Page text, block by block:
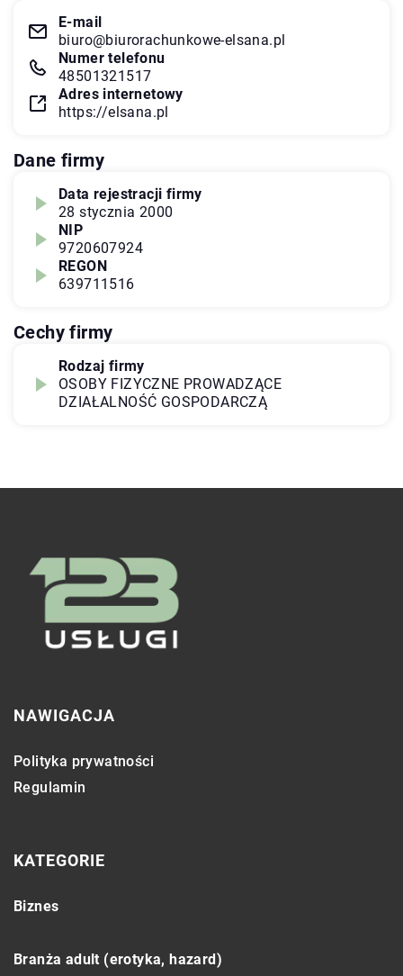
E-mail
biuro@biurorachunkowe-elsana.pl
Numer telefonu
48501321517
Adres internetowy
https://elsana.pl
Dane firmy
Data rejestracji firmy
28 stycznia 2000
NIP
9720607924
REGON
639711516
Cechy firmy
Rodzaj firmy
OSOBY FIZYCZNE PROWADZĄCE
DZIAŁALNOŚĆ GOSPODARCZĄ
NAWIGACJA
Polityka prywatności
Regulamin
KATEGORIE
Biznes
Branża adult (erotyka, hazard)